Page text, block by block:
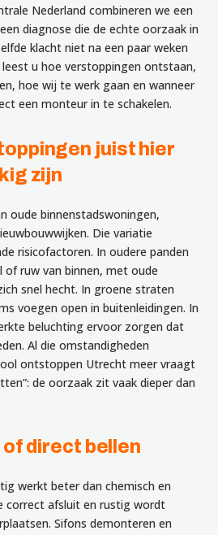
Nederland combineren we een
diagnose die de echte oorzaak in
klacht niet na een paar weken
u hoe verstoppingen ontstaan,
hoe wij te werk gaan en wanneer
een monteur in te schakelen.
juist hier
zijn
oude binnenstadswoningen,
Die variatie
risicofactoren. In oudere panden
of ruw van binnen, met oude
snel hecht. In groene straten
voegen open in buitenleidingen. In
beluchting ervoor zorgen dat
Al die omstandigheden
ontstoppen Utrecht meer vraagt
de oorzaak zit vaak dieper dan
direct bellen
werkt beter dan chemisch en
correct afsluit en rustig wordt
Sifons demonteren en